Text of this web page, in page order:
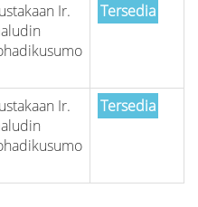
Ir.
Tersedia
Ir.
Tersedia